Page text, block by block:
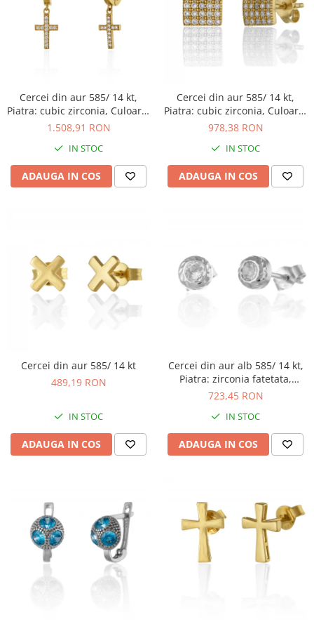
Cercei din aur 585/ 14 kt,
Piatra: cubic zirconia, Culoare:
transparenta
1.508,91 RON
IN STOC
ADAUGA IN COS
Cercei din aur 585/ 14 kt,
Piatra: cubic zirconia, Culoare:
transparenta
978,38 RON
IN STOC
ADAUGA IN COS
Cercei din aur 585/ 14 kt
489,19 RON
IN STOC
ADAUGA IN COS
Cercei din aur alb 585/ 14 kt,
Piatra: zirconia fatetata,
Culoare: transparenta
723,45 RON
IN STOC
ADAUGA IN COS